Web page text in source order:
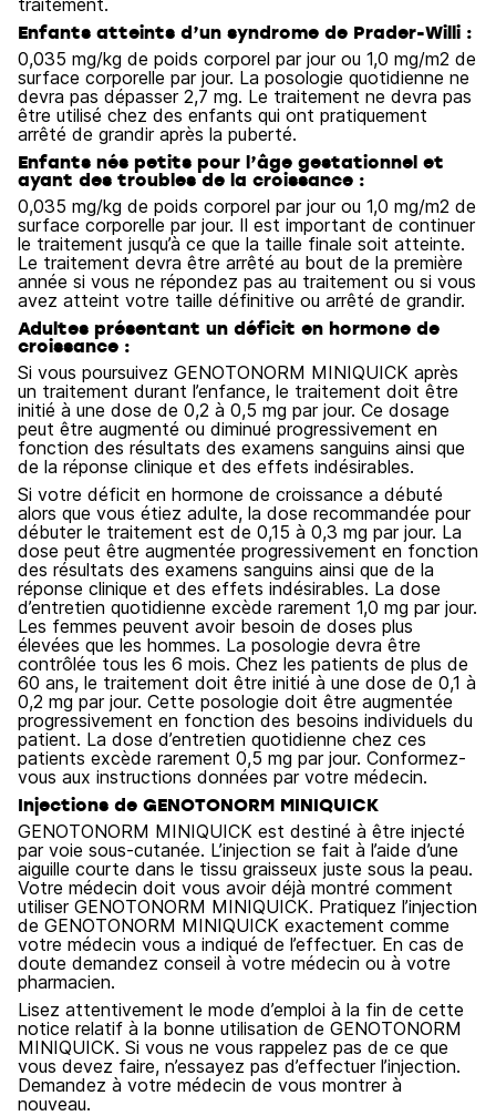
traitement.
Enfants atteints d’un syndrome de Prader-Willi :
0,035 mg/kg de poids corporel par jour ou 1,0 mg/m2 de
surface corporelle par jour. La posologie quotidienne ne
devra pas dépasser 2,7 mg. Le traitement ne devra pas
être utilisé chez des enfants qui ont pratiquement
arrêté de grandir après la puberté.
Enfants nés petits pour l’âge gestationnel et
ayant des troubles de la croissance :
0,035 mg/kg de poids corporel par jour ou 1,0 mg/m2 de
surface corporelle par jour. Il est important de continuer
le traitement jusqu’à ce que la taille finale soit atteinte.
Le traitement devra être arrêté au bout de la première
année si vous ne répondez pas au traitement ou si vous
avez atteint votre taille définitive ou arrêté de grandir.
Adultes présentant un déficit en hormone de
croissance :
Si vous poursuivez GENOTONORM MINIQUICK après
un traitement durant l’enfance, le traitement doit être
initié à une dose de 0,2 à 0,5 mg par jour. Ce dosage
peut être augmenté ou diminué progressivement en
fonction des résultats des examens sanguins ainsi que
de la réponse clinique et des effets indésirables.
Si votre déficit en hormone de croissance a débuté
alors que vous étiez adulte, la dose recommandée pour
débuter le traitement est de 0,15 à 0,3 mg par jour. La
dose peut être augmentée progressivement en fonction
des résultats des examens sanguins ainsi que de la
réponse clinique et des effets indésirables. La dose
d’entretien quotidienne excède rarement 1,0 mg par jour.
Les femmes peuvent avoir besoin de doses plus
élevées que les hommes. La posologie devra être
contrôlée tous les 6 mois. Chez les patients de plus de
60 ans, le traitement doit être initié à une dose de 0,1 à
0,2 mg par jour. Cette posologie doit être augmentée
progressivement en fonction des besoins individuels du
patient. La dose d’entretien quotidienne chez ces
patients excède rarement 0,5 mg par jour. Conformez-
vous aux instructions données par votre médecin.
Injections de GENOTONORM MINIQUICK
GENOTONORM MINIQUICK est destiné à être injecté
par voie sous-cutanée. L’injection se fait à l’aide d’une
aiguille courte dans le tissu graisseux juste sous la peau.
Votre médecin doit vous avoir déjà montré comment
utiliser GENOTONORM MINIQUICK. Pratiquez l’injection
de GENOTONORM MINIQUICK exactement comme
votre médecin vous a indiqué de l’effectuer. En cas de
doute demandez conseil à votre médecin ou à votre
pharmacien.
Lisez attentivement le mode d’emploi à la fin de cette
notice relatif à la bonne utilisation de GENOTONORM
MINIQUICK. Si vous ne vous rappelez pas de ce que
vous devez faire, n’essayez pas d’effectuer l’injection.
Demandez à votre médecin de vous montrer à
nouveau.